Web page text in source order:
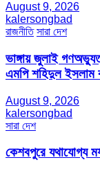
August 9, 2026
kalersongbad
রাজনীতি সারা দেশ
ভাঙ্গায় জুলাই
এমপি শহিদুল ইসলাম
August 9, 2026
kalersongbad
সারা দেশ
কেশবপুরে যথাযোগ্য